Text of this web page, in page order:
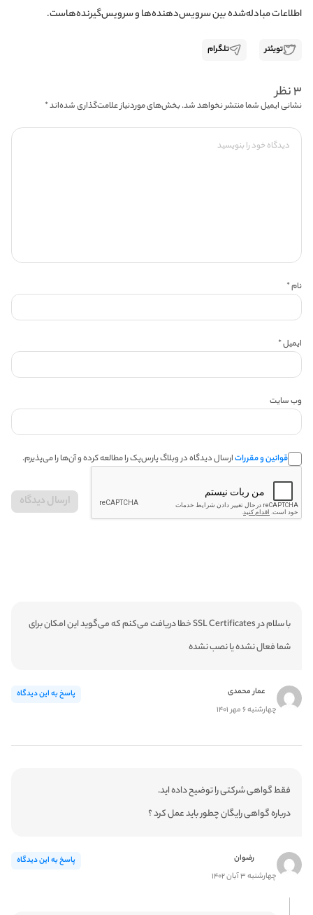
اطلاعات مبادله‌شده بین سرویس‌دهنده‌ها و سرویس‌گیرنده‌هاست.
تویئتر تلگرام
۳ نظر
نشانی ایمیل شما منتشر نخواهد شد.بخش‌های موردنیاز علامت‌گذاری شده‌اند*
نام*
ایمیل*
وب‌ سایت
قوانین و مقرراتارسال دیدگاه در وبلاگ پارس‌پک را مطالعه کرده و آن‌ها را می‌پذیرم.
با سلام در SSL Certificates خطا دریافت می‌کنم که می‌گوید این امکان برای
شما فعال نشده یا نصب نشده
عمار محمدی
چهارشنبه ۶ مهر ۱۴۰۱
پاسخ به این دیدگاه
فقط گواهی شرکتی را توضیح داده اید.
درباره گواهی رایگان چطور باید عمل کرد ؟
رضوان
چهارشنبه ۳ آبان ۱۴۰۲
پاسخ به این دیدگاه